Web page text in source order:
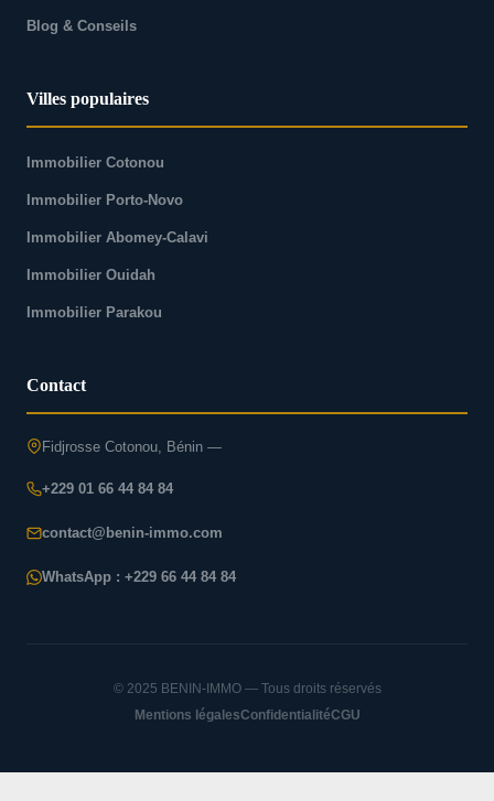
Blog & Conseils
Villes populaires
Immobilier Cotonou
Immobilier Porto-Novo
Immobilier Abomey-Calavi
Immobilier Ouidah
Immobilier Parakou
Contact
Fidjrosse Cotonou, Bénin —
+229 01 66 44 84 84
contact@benin-immo.com
WhatsApp : +229 66 44 84 84
© 2025 BENIN-IMMO — Tous droits réservés
Mentions légalesConfidentialitéCGU